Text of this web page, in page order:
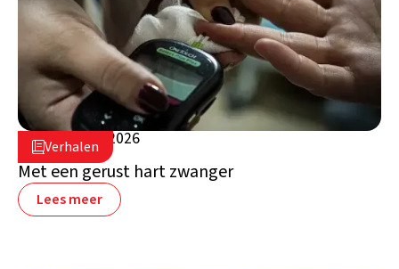
Verhalen
5 augustus 2026
Libanon
Met een gerust hart zwanger
Lees meer